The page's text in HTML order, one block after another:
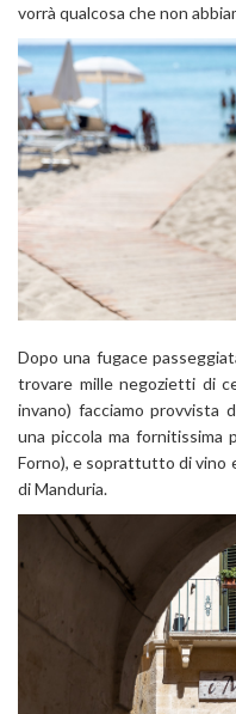
vorrà qualcosa che non
Dopo una fugace
trovare mille negozietti di
invano) facciamo provvista
una piccola ma fornitissima
Forno), e soprattutto di vino
di Manduria.